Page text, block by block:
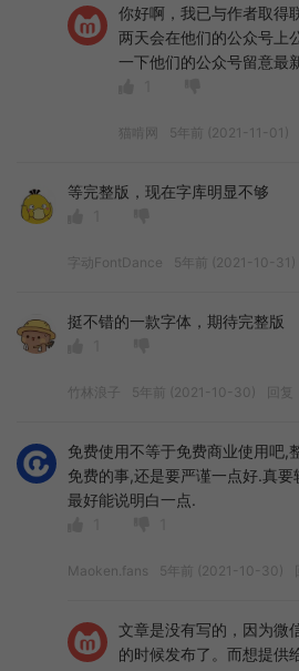
你好啊，我已与作者取得
两天会在他们的公众号上
一下他们的公众号留意最
猫啃网 5年前 (2021-11-01)
等完整版，现在字库明显不够
字动FontDance 5年前 (2021-10-31)
挺不错的一款字体，期待完整版
竹林浪子 5年前 (2021-10-30) 回复
免费使用不等于免费商业使用吧,
免费的事,还是要严谨一点好.真要
最好能说明白一点.
Maoken.fans 5年前 (2021-10-30)
文章是没有写的，因为微
的时候发布了。而想提供